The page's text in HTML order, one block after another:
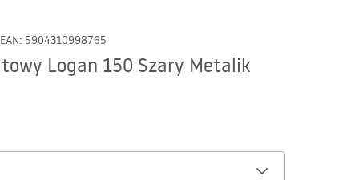
EAN: 5904310998765
Logan 150 Szary Metalik